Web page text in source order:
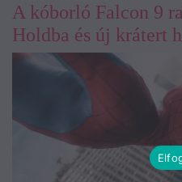
A kóborló Falcon 9
Holdba és új krátert